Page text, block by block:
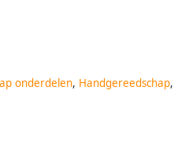
onderdelen, Handgereedschap,